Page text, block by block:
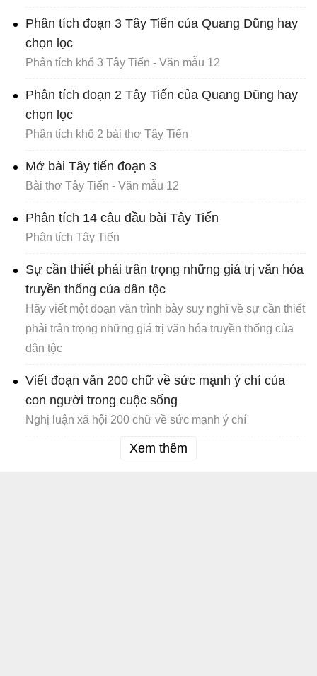
Phân tích đoạn 3 Tây Tiến của Quang Dũng hay
chọn lọc
Phân tích khổ 3 Tây Tiến - Văn mẫu 12
Phân tích đoạn 2 Tây Tiến của Quang Dũng hay
chọn lọc
Phân tích khổ 2 bài thơ Tây Tiến
Mở bài Tây tiến đoạn 3
Bài thơ Tây Tiến - Văn mẫu 12
Phân tích 14 câu đầu bài Tây Tiến
Phân tích Tây Tiến
Sự cần thiết phải trân trọng những giá trị văn hóa
truyền thống của dân tộc
Hãy viết một đoạn văn trình bày suy nghĩ về sự cần thiết
phải trân trọng những giá trị văn hóa truyền thống của
dân tộc
Viết đoạn văn 200 chữ về sức mạnh ý chí của
con người trong cuộc sống
Nghị luận xã hội 200 chữ về sức mạnh ý chí
Xem thêm